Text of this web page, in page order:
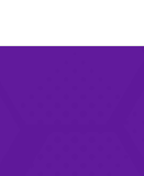
برشلونة؟